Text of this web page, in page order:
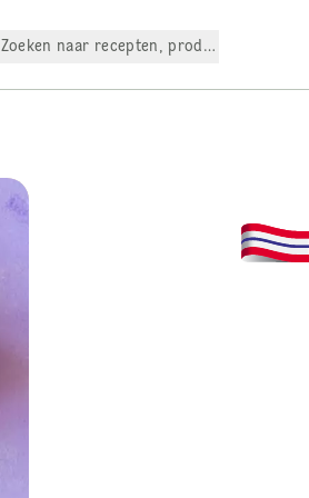
Zoeken naar recepten, producten, enz.